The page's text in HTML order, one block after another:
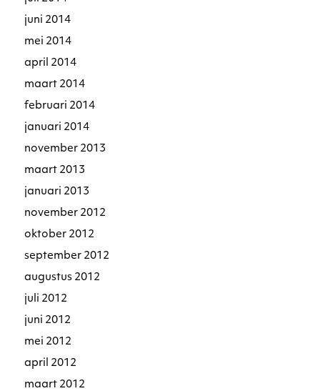
juni 2014
mei 2014
april 2014
maart 2014
februari 2014
januari 2014
november 2013
maart 2013
januari 2013
november 2012
oktober 2012
september 2012
augustus 2012
juli 2012
juni 2012
mei 2012
april 2012
maart 2012